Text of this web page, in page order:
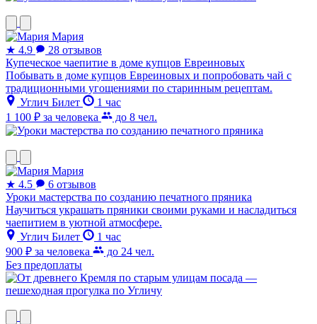
Мария
★ 4.9
28 отзывов
Купеческое чаепитие в доме купцов Евреиновых
Побывать в доме купцов Евреиновых и попробовать чай с
традиционными угощениями по старинным рецептам.
Углич Билет
1 час
1 100 ₽ за человека до 8 чел.
Мария
★ 4.5
6 отзывов
Уроки мастерства по созданию печатного пряника
Научиться украшать пряники своими руками и насладиться
чаепитием в уютной атмосфере.
Углич Билет
1 час
900 ₽ за человека
до 24 чел.
Без предоплаты